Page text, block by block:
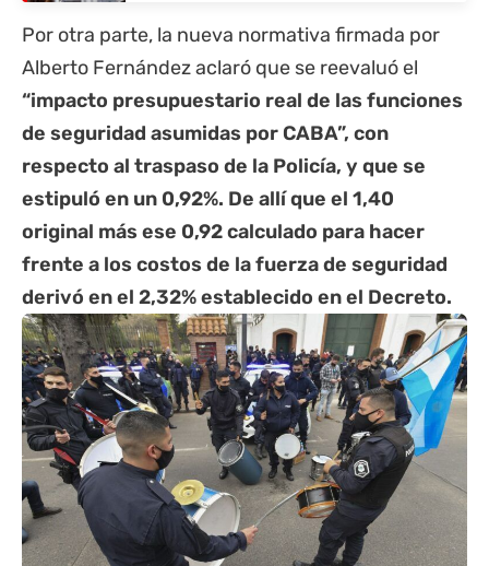
Por otra parte, la nueva normativa firmada por
Alberto Fernández aclaró que se reevaluó el
“impacto presupuestario real de las funciones
de seguridad asumidas por CABA”, con
respecto al traspaso de la Policía, y que se
estipuló en un 0,92%. De allí que el 1,40
original más ese 0,92 calculado para hacer
frente a los costos de la fuerza de seguridad
derivó en el 2,32% establecido en el Decreto.